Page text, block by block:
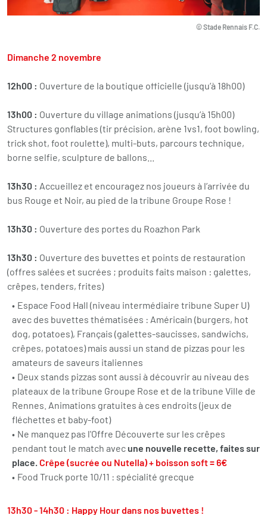
© Stade Rennais F.C.
Dimanche 2 novembre
12h00 : Ouverture de la boutique officielle (jusqu’à 18h00)
13h00 : Ouverture du village animations (jusqu’à 15h00)
Structures gonflables (tir précision, arène 1vs1, foot bowling,
trick shot, foot roulette), multi-buts, parcours technique,
borne selfie, sculpture de ballons...
13h30 : Accueillez et encouragez nos joueurs à l’arrivée du
bus Rouge et Noir, au pied de la tribune Groupe Rose !
13h30 : Ouverture des portes du Roazhon Park
13h30 : Ouverture des buvettes et points de restauration
(offres salées et sucrées ; produits faits maison : galettes,
crêpes, tenders, frites)
Espace Food Hall (niveau intermédiaire tribune Super U)
avec des buvettes thématisées : Américain (burgers, hot
dog, potatoes), Français (galettes-saucisses, sandwichs,
crêpes, potatoes) mais aussi un stand de pizzas pour les
amateurs de saveurs italiennes
Deux stands pizzas sont aussi à découvrir au niveau des
plateaux de la tribune Groupe Rose et de la tribune Ville de
Rennes. Animations gratuites à ces endroits (jeux de
fléchettes et baby-foot)
Ne manquez pas l'Offre Découverte sur les crêpes
pendant tout le match avec une nouvelle recette, faites sur
place. Crêpe (sucrée ou Nutella) + boisson soft = 6€
Food Truck porte 10/11 : spécialité grecque
13h30 - 14h30 : Happy Hour dans nos buvettes !